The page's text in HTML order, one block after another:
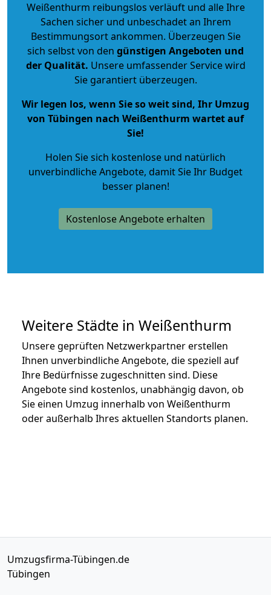
Weißenthurm reibungslos verläuft und alle Ihre
Sachen sicher und unbeschadet an Ihrem
Bestimmungsort ankommen. Überzeugen Sie
sich selbst von den günstigen Angeboten und
der Qualität. Unsere umfassender Service wird
Sie garantiert überzeugen.
Wir legen los, wenn Sie so weit sind, Ihr Umzug
von Tübingen nach Weißenthurm wartet auf
Sie!
Holen Sie sich kostenlose und natürlich
unverbindliche Angebote, damit Sie Ihr Budget
besser planen!
Kostenlose Angebote erhalten
Weitere Städte in Weißenthurm
Unsere geprüften Netzwerkpartner erstellen
Ihnen unverbindliche Angebote, die speziell auf
Ihre Bedürfnisse zugeschnitten sind. Diese
Angebote sind kostenlos, unabhängig davon, ob
Sie einen Umzug innerhalb von Weißenthurm
oder außerhalb Ihres aktuellen Standorts planen.
Umzugsfirma-Tübingen.de
Tübingen